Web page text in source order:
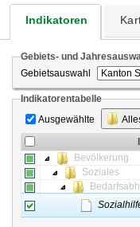
Indikatoren
Gebiets- und
Gebietsauswahl
Indikatorentabelle
Ausgewählte
Bevölkerung
Soziales